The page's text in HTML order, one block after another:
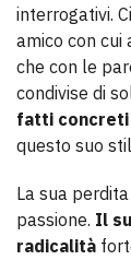
interrogativi.
amico con cui
che con le
condivise di
fatti concreti
questo suo
La sua
passione. Il
radicalità